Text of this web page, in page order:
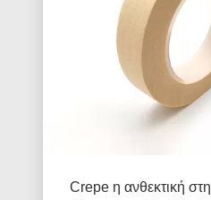
Crepe η ανθεκτική